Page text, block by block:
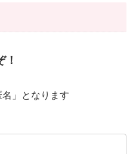
！
」となります